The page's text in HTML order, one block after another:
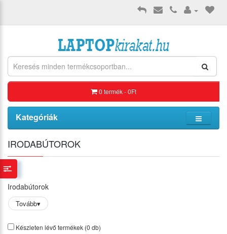
0 termék - 0Ft
Kategóriák
IRODABÚTOROK
Irodabútorok
Tovább▾
Készleten lévő termékek (0 db)